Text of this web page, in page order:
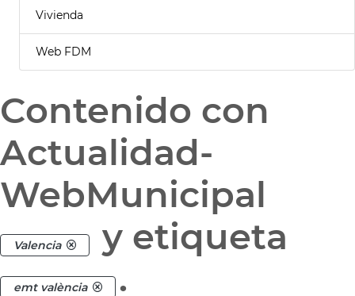
Vivienda
Web FDM
Contenido con
Actualidad-
WebMunicipal
Valencia y etiqueta
emt valència .